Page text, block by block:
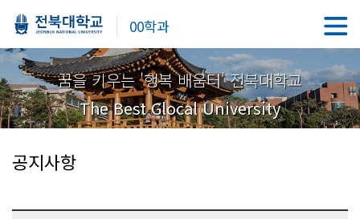
00학과
꿈을 키우는 '행복 배움터' 전북대학교
The Best Glocal University
공지사항